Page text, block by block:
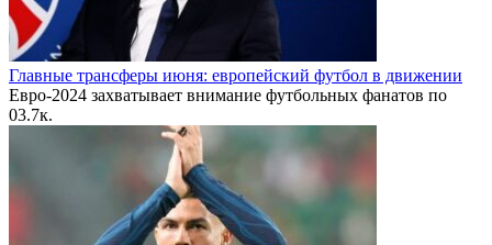
Главные трансферы июня: европейский футбол в движении
Евро-2024 захватывает внимание футбольных фанатов по
03.7к.